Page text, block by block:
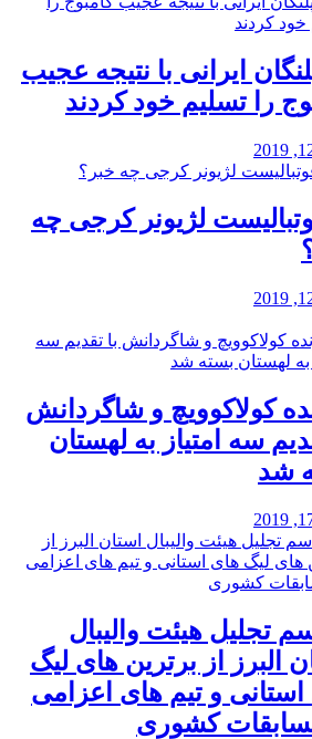
ایرانی با نتیجه عجیب
را تسلیم خود کردند
لژیونر کرجی چه
کولاکوویچ و شاگردانش
سه امتیاز به لهستان
شد
تجلیل هیئت والیبال
البرز از برترین های لیگ
و تیم های اعزامی
کشوری